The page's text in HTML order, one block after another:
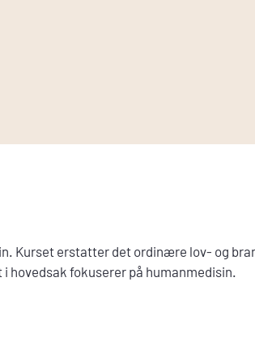
Kurset erstatter det ordinære lov- og
fokuserer på humanmedisin.